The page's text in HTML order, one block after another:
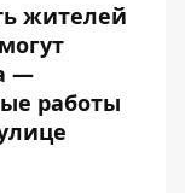
жителей
—
работы